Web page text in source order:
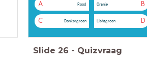
A Rood B
Oranje
C Donkergroen D
Lichtgroen
Slide 26 - Quizvraag